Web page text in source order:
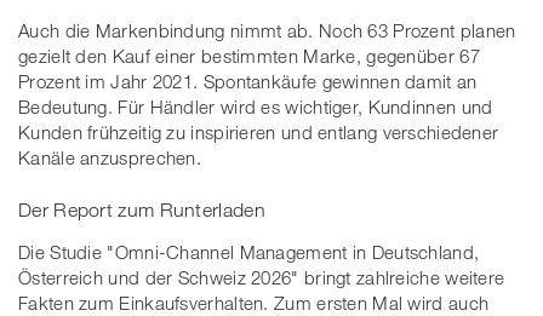
Auch die Markenbindung nimmt ab. Noch 63 Prozent planen
gezielt den Kauf einer bestimmten Marke, gegenüber 67
Prozent im Jahr 2021. Spontankäufe gewinnen damit an
Bedeutung. Für Händler wird es wichtiger, Kundinnen und
Kunden frühzeitig zu inspirieren und entlang verschiedener
Kanäle anzusprechen.
Der Report zum Runterladen
Die Studie "Omni-Channel Management in Deutschland,
Österreich und der Schweiz 2026" bringt zahlreiche weitere
Fakten zum Einkaufsverhalten. Zum ersten Mal wird auch